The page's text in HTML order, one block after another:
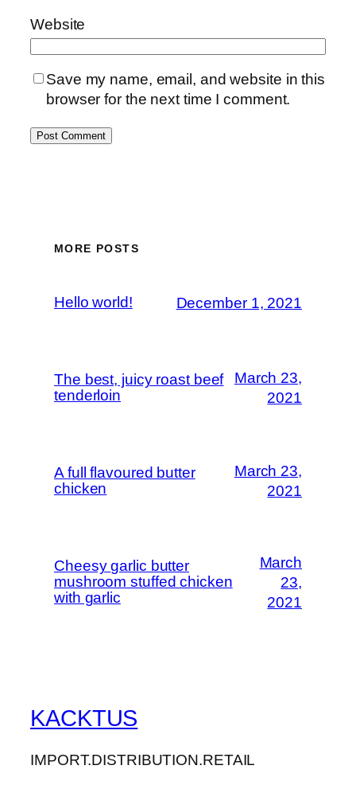
Website
Save my name, email, and website in this
browser for the next time I comment.
MORE POSTS
Hello world! December 1, 2021
The best, juicy roast beef
tenderloin
March 23,
2021
A full flavoured butter
chicken
March 23,
2021
Cheesy garlic butter
mushroom stuffed chicken
with garlic
March
23,
2021
KACKTUS
IMPORT.DISTRIBUTION.RETAIL